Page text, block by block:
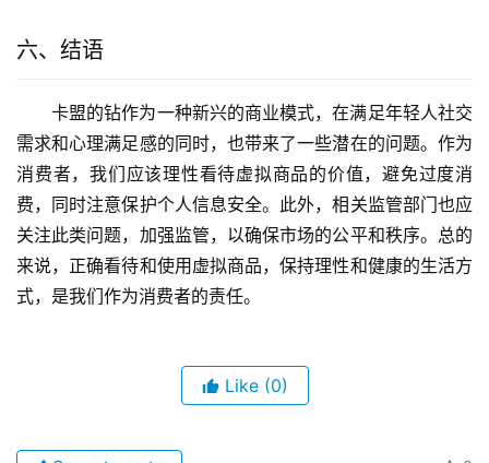
六、结语
卡盟的钻作为一种新兴的商业模式，在满足年轻人社交
需求和心理满足感的同时，也带来了一些潜在的问题。作为
消费者，我们应该理性看待虚拟商品的价值，避免过度消
费，同时注意保护个人信息安全。此外，相关监管部门也应
关注此类问题，加强监管，以确保市场的公平和秩序。总的
来说，正确看待和使用虚拟商品，保持理性和健康的生活方
式，是我们作为消费者的责任。
Like (0)